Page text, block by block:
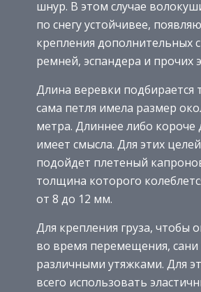
шнур. В этом случае
по снегу устойчивее,
крепления дополнительных
ремней, эспандера и прочих
Длина веревки подбирается
сама петля имела размер
метра. Длиннее либо короче
имеет смысла. Для этих
подойдет плетеный
толщина которого
от 8 до 12 мм.
Для крепления груза, чтобы
во время перемещения,
различными утяжками. Для
всего использовать